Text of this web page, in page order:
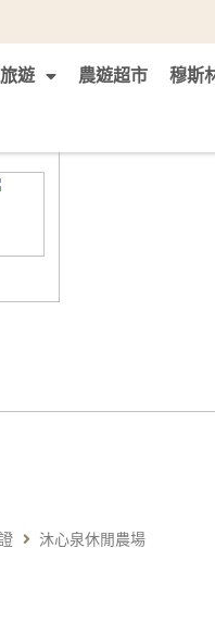
遊 農遊超市 穆斯
沐心泉休閒農場